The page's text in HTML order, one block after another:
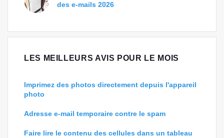
des e-mails 2026
LES MEILLEURS AVIS POUR LE MOIS
Imprimez des photos directement depuis l'appareil
photo
Adresse e-mail temporaire contre le spam
Faire lire le contenu des cellules dans un tableau